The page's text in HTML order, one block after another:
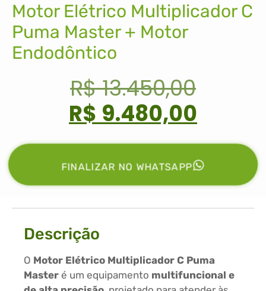
Motor Elétrico Multiplicador C
Puma Master + Motor
Endodôntico
R$13.450,00
R$ 9.480,00
FINALIZAR NO WHATSAPP
Descrição
O Motor Elétrico Multiplicador C Puma
Master é um equipamento multifuncional e